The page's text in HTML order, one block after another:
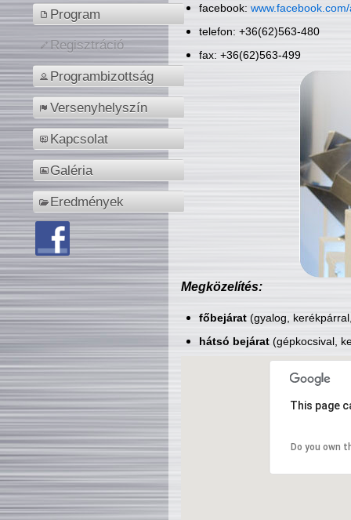
Program
Regisztráció
Programbizottság
Versenyhelyszín
Kapcsolat
Galéria
Eredmények
facebook:
telefon: +36(62)563-480
fax: +36(62)563-499
Megközelítés:
főbejárat(gyalog,
hátsó bejárat(gépkocsival,
This page
Do you own